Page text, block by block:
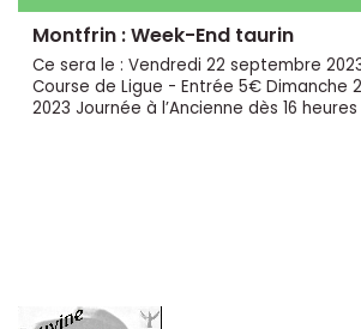
Montfrin : Week-End taurin
Ce sera le : Vendredi 22 septembre
Course de Ligue - Entrée 5€ Dimanche
2023 Journée à l’Ancienne dès 16